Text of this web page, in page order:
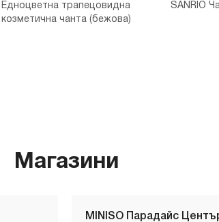
Едноцветна трапецовидна
козметична чанта (бежова)
SANRIO
Магазини
MINISO Парадайс